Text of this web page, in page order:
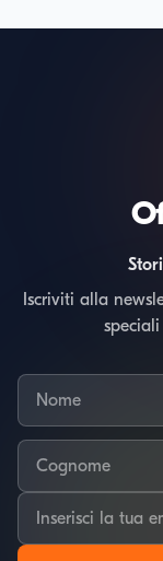
Iscriviti alla